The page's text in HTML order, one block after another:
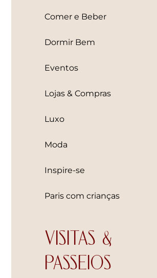
Comer e Beber
Dormir Bem
Eventos
Lojas & Compras
Luxo
Moda
Inspire-se
Paris com crianças
VISITAS &
PASSEIOS